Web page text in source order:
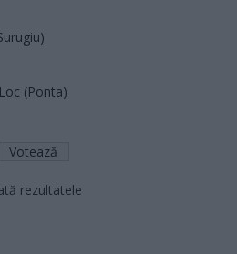
(Ponta)
rezultatele